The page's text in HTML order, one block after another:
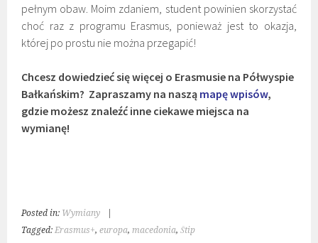
pełnym obaw. Moim zdaniem, student powinien skorzystać
choć raz z programu Erasmus, ponieważ jest to okazja,
której po prostu nie można przegapić!
Chcesz dowiedzieć się więcej o Erasmusie na Półwyspie
Bałkańskim? Zapraszamy na naszą mapę wpisów,
gdzie możesz znaleźć inne ciekawe miejsca na
wymianę!
Posted in: Wymiany
Tagged: Erasmus+,europa, macedonia,Štip